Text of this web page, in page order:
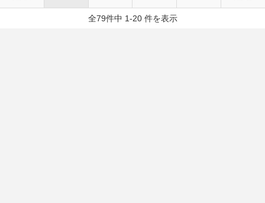
全79件中 1-20 件を表示